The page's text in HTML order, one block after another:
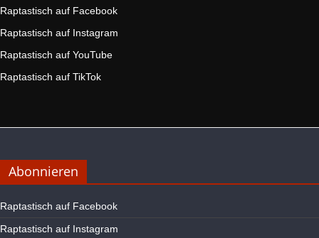
Raptastisch auf Facebook
Raptastisch auf Instagram
Raptastisch auf YouTube
Raptastisch auf TikTok
Abonnieren
Raptastisch auf Facebook
Raptastisch auf Instagram